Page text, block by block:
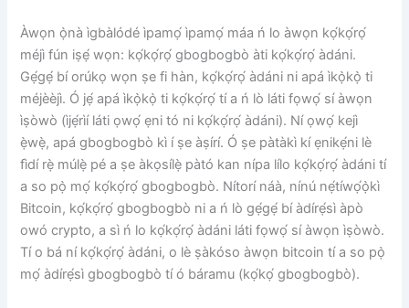
Àwọn ọ̀nà ìgbàlódé ìpamọ́ ìpamọ́ máa ń lo àwọn kọ́kọ́rọ́
méjì fún iṣẹ́ wọn: kọ́kọ́rọ́ gbogbogbò àti kọ́kọ́rọ́ àdáni.
Gẹ́gẹ́ bí orúkọ wọn ṣe fi hàn, kọ́kọ́rọ́ àdáni ni apá ìkọ̀kọ̀ ti
méjèèjì. Ó jẹ́ apá ìkọ̀kọ̀ ti kọ́kọ́rọ́ tí a ń lò láti fọwọ́ sí àwọn
ìṣòwò (ìjẹ́rìí láti ọwọ́ ẹni tó ni kọ́kọ́rọ́ àdáni). Ní ​​ọwọ́ kejì
ẹ̀wẹ̀, apá gbogbogbò kì í ṣe àṣírí. Ó ṣe pàtàkì kí ẹnikẹ́ni lè
fìdí rẹ̀ múlẹ̀ pé a ṣe àkọsílẹ̀ pàtó kan nípa lílo kọ́kọ́rọ́ àdáni tí
a so pọ̀ mọ́ kọ́kọ́rọ́ gbogbogbò. Nítorí náà, nínú nẹ́tíwọ́ọ̀kì
Bitcoin, kọ́kọ́rọ́ gbogbogbò ni a ń lò gẹ́gẹ́ bí àdírẹ́sì àpò
owó crypto, a sì ń lo kọ́kọ́rọ́ àdáni láti fọwọ́ sí àwọn ìṣòwò.
Tí o bá ní kọ́kọ́rọ́ àdáni, o lè ṣàkóso àwọn bitcoin tí a so pọ̀
mọ́ àdírẹ́sì gbogbogbò tí ó báramu (kọ́kọ́ gbogbogbò).